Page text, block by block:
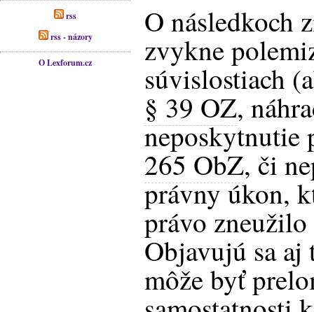
rss
rss - názory
O Lexforum.cz
O následkoch
zvykne
súvislostiach
§ 39 OZ,
neposkytnutie
265 ObZ, či
právny úkon,
právo
Objavujú sa aj
môže byť